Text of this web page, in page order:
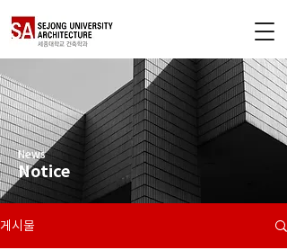
News
Notice
게시물